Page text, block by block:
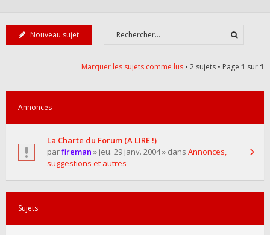
Nouveau sujet
Marquer les sujets comme lus • 2 sujets • Page 1 sur1
Annonces
La Charte du Forum (A LIRE !)
parfireman » jeu. 29 janv. 2004 » dans Annonces,
suggestions et autres
Sujets